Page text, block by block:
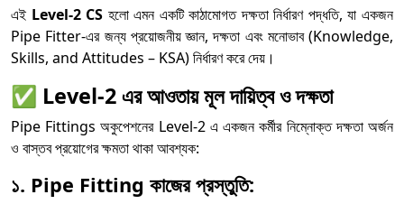
এই Level-2 CS হলো এমন একটি কাঠামোগত দক্ষতা নির্ধারণ পদ্ধতি, যা একজন
Pipe Fitter-এর জন্য প্রয়োজনীয় জ্ঞান, দক্ষতা এবং মনোভাব (Knowledge,
Skills, and Attitudes – KSA) নির্ধারণ করে দেয়।
✅ Level-2 এর আওতায় মূল দায়িত্ব ও দক্ষতা
Pipe Fittings অকুপেশনের Level-2 এ একজন কর্মীর নিম্নোক্ত দক্ষতা অর্জন
ও বাস্তব প্রয়োগের ক্ষমতা থাকা আবশ্যক:
১. Pipe Fitting কাজের প্রস্তুতি: